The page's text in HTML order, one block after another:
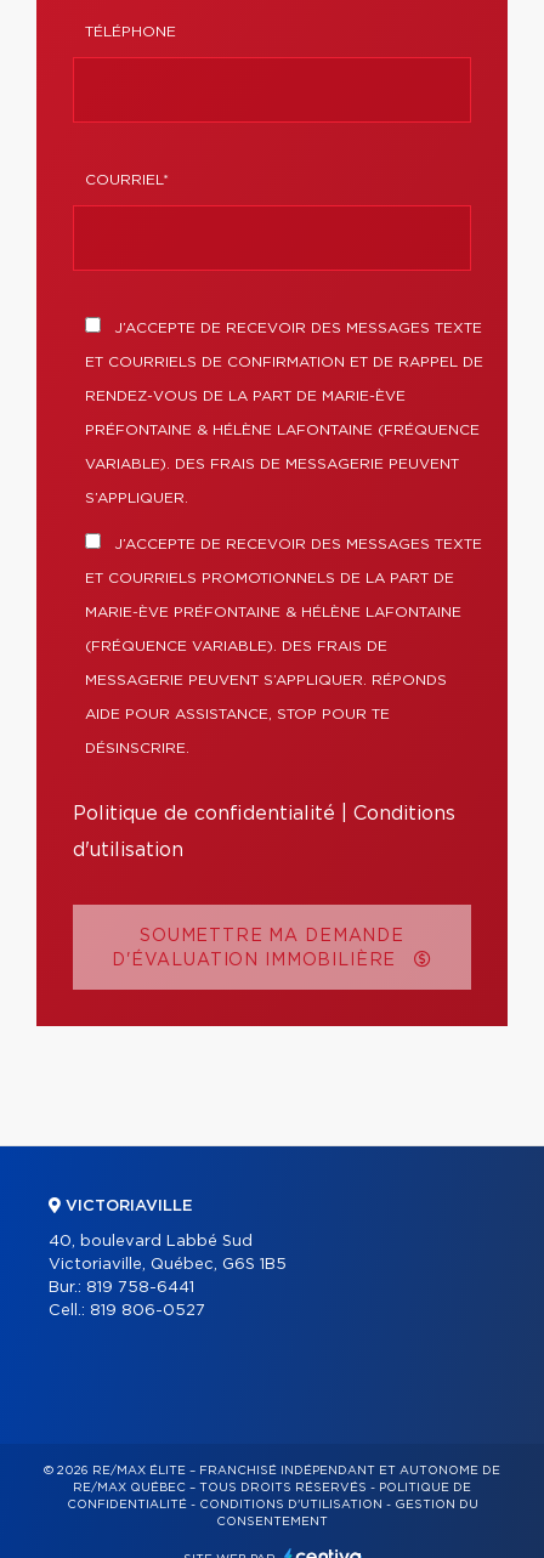
TÉLÉPHONE
COURRIEL*
J’ACCEPTE DE RECEVOIR DES MESSAGES TEXTE
ET COURRIELS DE CONFIRMATION ET DE RAPPEL DE
RENDEZ-VOUS DE LA PART DE MARIE-ÈVE
PRÉFONTAINE & HÉLÈNE LAFONTAINE (FRÉQUENCE
VARIABLE). DES FRAIS DE MESSAGERIE PEUVENT
S’APPLIQUER.
J’ACCEPTE DE RECEVOIR DES MESSAGES TEXTE
ET COURRIELS PROMOTIONNELS DE LA PART DE
MARIE-ÈVE PRÉFONTAINE & HÉLÈNE LAFONTAINE
(FRÉQUENCE VARIABLE). DES FRAIS DE
MESSAGERIE PEUVENT S’APPLIQUER. RÉPONDS
AIDE POUR ASSISTANCE, STOP POUR TE
DÉSINSCRIRE.
Politique de confidentialité
Conditions
d'utilisation
SOUMETTRE MA DEMANDE
D'ÉVALUATION IMMOBILIÈRE
VICTORIAVILLE
40, boulevard Labbé Sud
Victoriaville, Québec, G6S 1B5
Bur.: 819 758-6441
Cell.: 819 806-0527
© 2026 RE/MAX ÉLITE – FRANCHISÉ INDÉPENDANT ET AUTONOME DE
RE/MAX QUÉBEC – TOUS DROITS RÉSERVÉS - POLITIQUE DE
CONFIDENTIALITÉ- CONDITIONS D'UTILISATION - GESTION DU
CONSENTEMENT